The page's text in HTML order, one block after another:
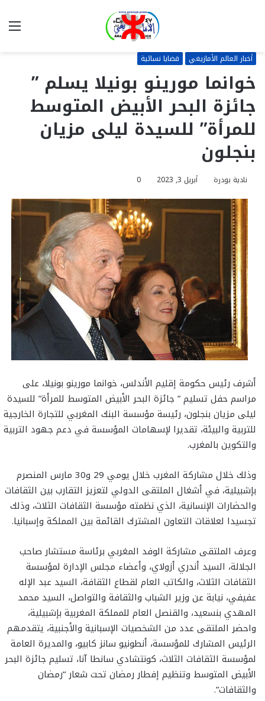
أخبار العالم الأمازيغي قضايا نسائية
خوانما مورينو بونيلا يسلم ”
جائزة البحر الأبيض المتوسط
للمرأة” للسيدة ليلى مزيان
بنجلون
نادية بودرة أبريل 3, 2023 0
أشرف رئيس حكومة إقليم الأندلس، خوانما مورينو بونيلا، على
مراسم حفل تسليم ” جائزة البحر الأبيض المتوسط للمرأة” للسيدة
ليلى مزيان بنجلون، رئيسة مؤسسة البنك المغربي للتجارة الخارجية
للتربية والبيئة، تقديرا لإسهامات المؤسسة في دعم جهود التربية
والتكوين بالمغرب.
وذلك خلال مشاركة المغرب خلال يومي 29 و30 مارس المنصرم
بإشبيلية، في أشغال الملتقى الدولي لتعزيز التقارب بين الثقافات
والحضارات الإنسانية، الذي نظمته مؤسسة الثقافات الثلاث، وذلك
تجسيدا لعلاقات التعاون المشترك القائمة بين المملكة وإسبانيا.
وعرف الملتقى مشاركة الوفد المغربي برئاسة مستشار صاحب
الجلالة، السيد أندري أزولاي، وأعضاء مجلس الإدارة لمؤسسة
الثقافات الثلاث، والكاتب العام لقطاع الثقافة، السيد عبد الإله
عفيفي، نيابة عن وزير الشباب والثقافة والتواصل، السيد محمد
المهدي بنسعيد، والقنصل العام للمملكة المغربية بإشبيلية،
واحضر الملتقى عدد من الشخصيات الإسبانية والأجنبية، يتقدمهم
الرئيس المشارك للمؤسسة، أنطونيو سانز كابيو، والمديرة العامة
لمؤسسة الثقافات الثلاث، كونتشادي سانطا آنا، تسليم جائزة البحر
الأبيض المتوسط وتنظيم إفطار رمضان تحت شعار “رمضان
والثقافات”.